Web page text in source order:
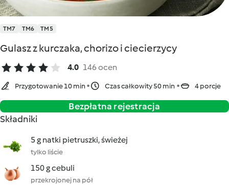
TM7 TM6 TM5
Gulasz z kurczaka, chorizo i ciecierzycy
4.0 146 ocen
Przygotowanie 10 min Czas całkowity 50 min 4 porcje
Bezpłatna rejestracja
Składniki
5 g natki pietruszki, świeżej
tylko liście
150 g cebuli
przekrojonej na pół